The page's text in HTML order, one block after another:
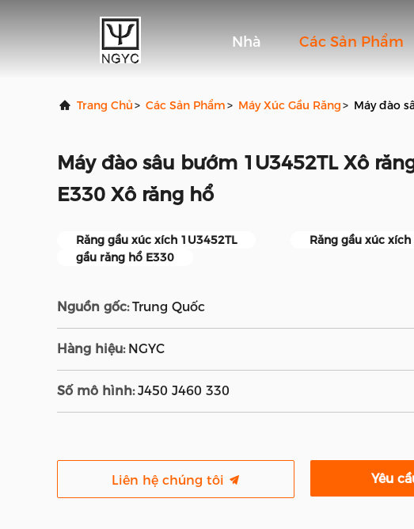
Nhà Các Sản Phẩm
Trang Chủ> Các Sản Phẩm> Máy Xúc Gầu Răng> Máy đào
Máy đào sâu bướm 1U3452TL Xô
E330 Xô răng hổ
Răng gầu xúc xích 1U3452TL
Răng gầu xúc xích
gầu răng hổ E330
Nguồn gốc: Trung Quốc
Hàng hiệu: NGYC
Số mô hình: J450 J460 330
Liên hệ chúng tôi Yêu